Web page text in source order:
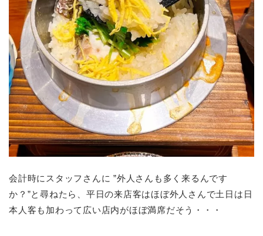
会計時にスタッフさんに ”外人さんも多く来るんです
か？”と尋ねたら、平日の来店客はほぼ外人さんで土日は日
本人客も加わって広い店内がほぼ満席だそう・・・